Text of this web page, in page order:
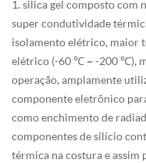
1. silica gel composto com
super condutividade
isolamento elétrico, maior
elétrico (-60 ℃ ~ -200 ℃),
operação, amplamente
componente eletrônico
como enchimento de
componentes de silício
térmica na costura e assim